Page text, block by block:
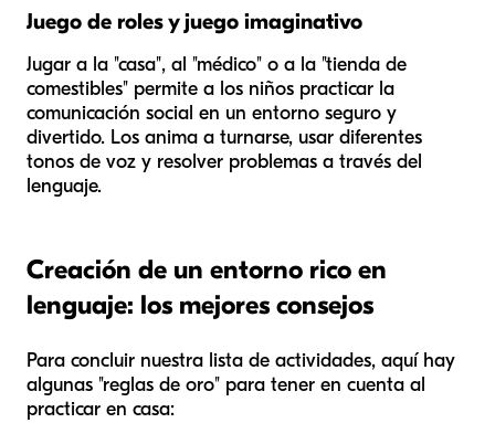
Juego de roles y juego imaginativo
Jugar a la "casa", al "médico" o a la "tienda de
comestibles" permite a los niños practicar la
comunicación social en un entorno seguro y
divertido. Los anima a turnarse, usar diferentes
tonos de voz y resolver problemas a través del
lenguaje.
Creación de un entorno rico en
lenguaje: los mejores consejos
Para concluir nuestra lista de actividades, aquí hay
algunas "reglas de oro" para tener en cuenta al
practicar en casa: